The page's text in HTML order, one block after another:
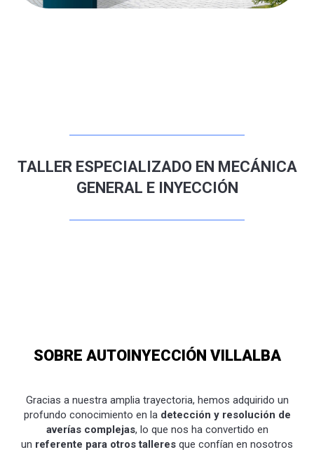
TALLER ESPECIALIZADO EN MECÁNICA
GENERAL E INYECCIÓN
SOBRE AUTOINYECCIÓN VILLALBA
Gracias a nuestra amplia trayectoria, hemos adquirido un
profundo conocimiento en la detección y resolución de
averías complejas, lo que nos ha convertido en
un referente para otros talleres que confían en nosotros